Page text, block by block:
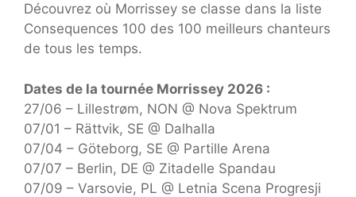
Découvrez où Morrissey se classe dans la liste
Consequences 100 des 100 meilleurs chanteurs
de tous les temps.
Dates de la tournée Morrissey 2026 :
27/06 – Lillestrøm, NON @ Nova Spektrum
07/01 – Rättvik, SE @ Dalhalla
07/04 – Göteborg, SE @ Partille Arena
07/07 – Berlin, DE @ Zitadelle Spandau
07/09 – Varsovie, PL @ Letnia Scena Progresji